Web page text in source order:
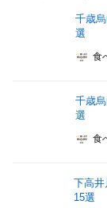
千歳
選
食
千歳
選
食
下高
15選